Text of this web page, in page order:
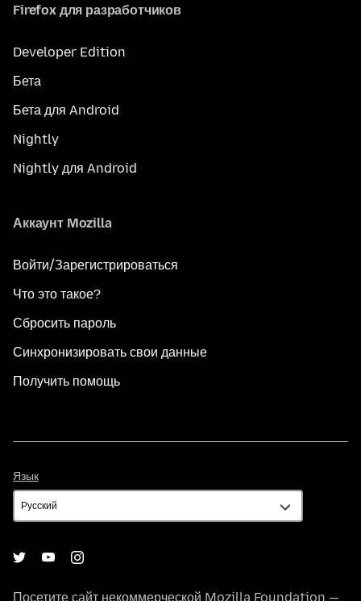
Firefox для разработчиков
Developer Edition
Бета
Бета для Android
Nightly
Nightly для Android
Аккаунт Mozilla
Войти/Зарегистрироваться
Что это такое?
Сбросить пароль
Синхронизировать свои данные
Получить помощь
Язык
Посетите сайт некоммерческой Mozilla Foundation —